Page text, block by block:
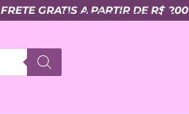
FRETE GRATIS A PARTIR DE R$ 200
Minha Conta